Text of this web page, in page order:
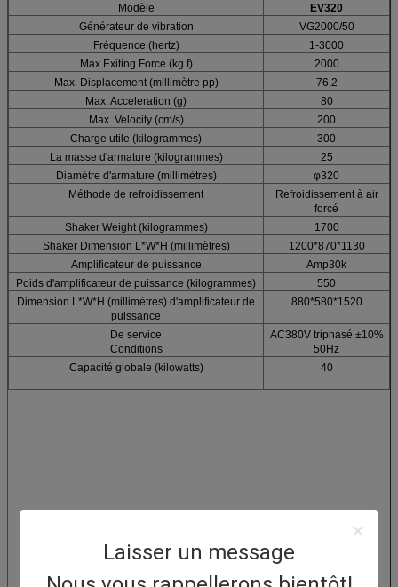
Laisser un message
Modèle
EV320
Générateur de vibration
VG2000/50
Fréquence (hertz)
1-3000
Max Exiting Force (kg.f)
2000
Max. Displacement (millimètre pp)
76,2
Max. Acceleration (g)
80
Max. Velocity (cm/s)
200
Charge utile (kilogrammes)
300
La masse d'armature (kilogrammes)
25
Diamètre d'armature (millimètres)
φ320
Méthode de refroidissement
Refroidissement à air
forcé
Shaker Weight (kilogrammes)
1700
Shaker Dimension L*W*H (millimètres)
1200*870*1130
Amplificateur de puissance
Amp30k
Poids d'amplificateur de puissance (kilogrammes)
550
Dimension L*W*H (millimètres) d'amplificateur de
puissance
880*580*1520
De service
Conditions
AC380V triphasé ±10%
50Hz
Capacité globale (kilowatts)
40